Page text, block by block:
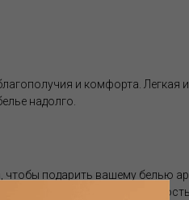
и комфорта. Легкая
надолго.
подарить вашему белью
400°C, обеспечивая